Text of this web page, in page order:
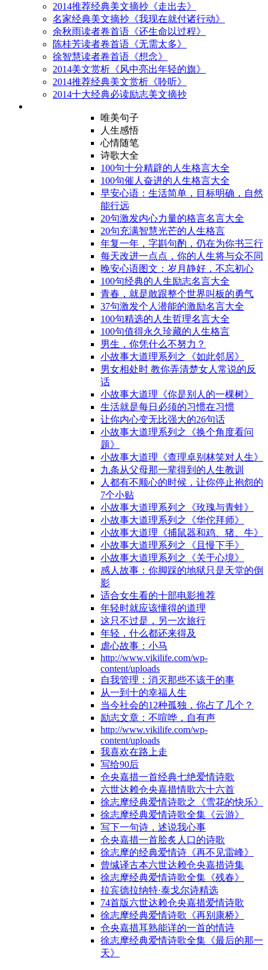
2014推荐经典美文摘抄《走出去》
名家经典美文摘抄《我现在就付诸行动》
余秋雨读者卷首语《还生命以过程》
陈桂芳读者卷首语《无需太多》
徐智慧读者卷首语《想念》
2014美文赏析《风中亮出年轻的旗》
2014推荐经典美文赏析《聆听》
2014十大经典必读励志美文摘抄
唯美句子
人生感悟
心情随笔
诗歌大全
100句十分精辟的人生格言大全
100句催人奋进的人生格言大全
早安心语：生活简单，目标明确，自然
能行远
20句激发内心力量的格言名言大全
20句充满智慧光芒的人生格言
年复一年，字斟句酌，仍在为你书三行
每天改进一点点，你的人生将与众不同
晚安心语图文：岁月静好，不忘初心
100句经典的人生励志名言大全
青春，就是敢跟整个世界叫板的勇气
37句激发个人潜能的激励名言大全
100句精选的人生哲理名言大全
100句值得永久珍藏的人生格言
男生，你凭什么不努力？
小故事大道理系列之《如此邻居》
男女相处时 教你弄清楚女人常说的反
话
小故事大道理《你是别人的一棵树》
生活就是每日必须的习惯在习惯
让你内心变无比强大的26句话
小故事大道理系列之《换个角度看问
题》
小故事大道理《查理卓别林笑对人生》
九条从父母那一辈得到的人生教训
人都有不顺心的时候，让你停止抱怨的
7个小贴
小故事大道理系列之《玫瑰与青蛙》
小故事大道理系列之《华佗拜师》
小故事大道理《捕鼠器和鸡、猪、牛》
小故事大道理系列之《且慢下手》
小故事大道理系列之《关于心境》
感人故事：你脚踩的地狱只是天堂的倒
影
适合女生看的十部电影推荐
年轻时就应该懂得的道理
这只不过是，另一次旅行
年轻，什么都还来得及
虐心故事：小马
http://www.vikilife.com/wp-
content/uploads
自我管理：消灭那些不该干的事
从一到十的幸福人生
当今社会的12种孤独，你占了几个？
励志文章：不喧哗，自有声
http://www.vikilife.com/wp-
content/uploads
我喜欢在路上走
写给90后
仓央嘉措一首经典七绝爱情诗歌
六世达赖仓央嘉措情歌六十六首
徐志摩经典爱情诗歌之《雪花的快乐》
徐志摩经典爱情诗歌全集《云游》
写下一句诗，述说我心事
仓央嘉措一首脍炙人口的诗歌
徐志摩的经典爱情诗《再不见雷峰》
曾缄译古本六世达赖仓央嘉措诗集
徐志摩经典爱情诗歌全集《残春》
拉宾德拉纳特·泰戈尔诗精选
74首版六世达赖仓央嘉措爱情诗歌
徐志摩经典爱情诗歌《再别康桥》
仓央嘉措耳熟能详的一首的情诗
徐志摩经典爱情诗歌全集《最后的那一
天》